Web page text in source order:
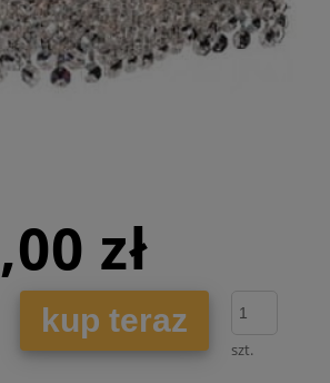
zł
kup teraz
szt.